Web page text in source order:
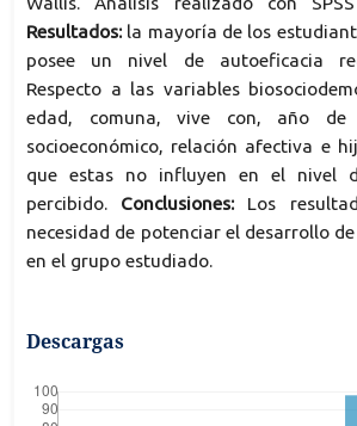
Resultados:la mayoría de los
posee un nivel de autoeficacia
Respecto a las variables
edad, comuna, vive con, año de
socioeconómico, relación afectiva e
que estas no influyen en el nivel
percibido. Conclusiones: Los
necesidad de potenciar el desarrollo
en el grupo estudiado.
Descargas